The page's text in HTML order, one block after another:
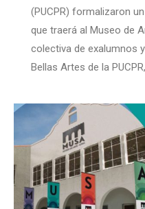
(PUCPR) formalizaron
que traerá al Museo de
colectiva de exalumnos
Bellas Artes de la